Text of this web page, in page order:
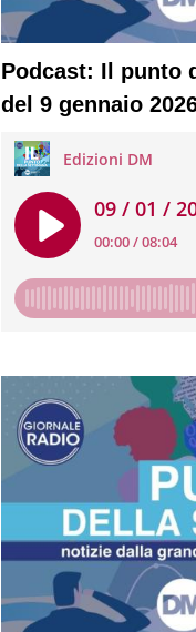
Podcast: Il punto
del 9 gennaio